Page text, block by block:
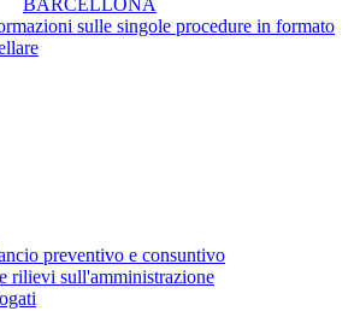
BARCELLONA
sulle singole procedure in formato
preventivo e consuntivo
rilievi sull'amministrazione